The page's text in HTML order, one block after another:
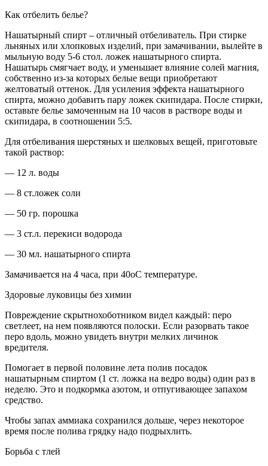
Как отбелить белье?
Нашатырный спирт – отличный отбеливатель. При стирке
льняных или хлопковых изделий, при замачивании, вылейте в
мыльную воду 5-6 стол. ложек нашатырного спирта.
Нашатырь смягчает воду, и уменьшает влияние солей магния,
собственно из-за которых белые вещи приобретают
желтоватый оттенок. Для усиления эффекта нашатырного
спирта, можно добавить пару ложек скипидара. После стирки,
оставьте белье замоченным на 10 часов в растворе воды и
скипидара, в соотношении 5:5.
Для отбеливания шерстяных и шелковых вещей, приготовьте
такой раствор:
— 12 л. воды
— 8 ст.ложек соли
— 50 гр. порошка
— 3 ст.л. перекиси водорода
— 30 мл. нашатырного спирта
Замачивается на 4 часа, при 40оС температуре.
Здоровые луковицы без химии
Повреждение скрытнохоботником видел каждый: перо
светлеет, на нем появляются полоски. Если разорвать такое
перо вдоль, можно увидеть внутри мелких личинок
вредителя.
Помогает в первой половине лета полив посадок
нашатырным спиртом (1 ст. ложка на ведро воды) один раз в
неделю. Это и подкормка азотом, и отпугивающее запахом
средство.
Чтобы запах аммиака сохранился дольше, через некоторое
время после полива грядку надо подрыхлить.
Борьба с тлей